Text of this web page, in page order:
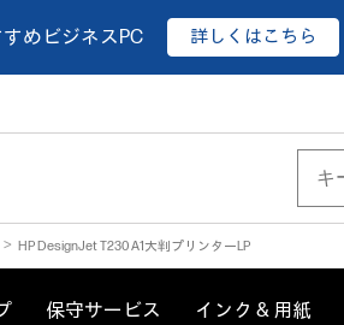
めビジネスPC 詳しくはこちら
HP DesignJet T230 A1大判プリンターLP
保守サービス インク & 用紙